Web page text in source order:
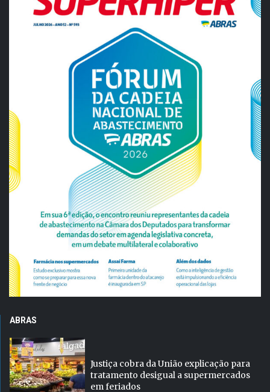
ABRAS
Justiça cobra da União explicação para
tratamento desigual a supermercados
em feriados